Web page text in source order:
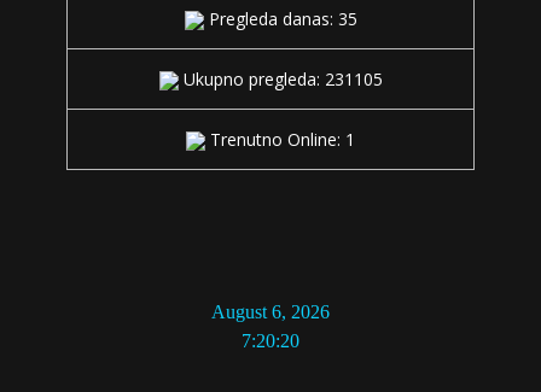
Pregleda danas: 35
Ukupno pregleda: 231105
Trenutno Online: 1
August 6, 2026
7:20:20